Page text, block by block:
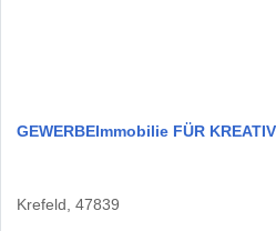
GEWERBEImmobilie FÜR
Krefeld, 47839